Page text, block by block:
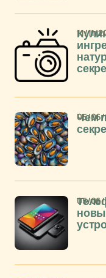
11/11/
Чем
05/06/
05/06/